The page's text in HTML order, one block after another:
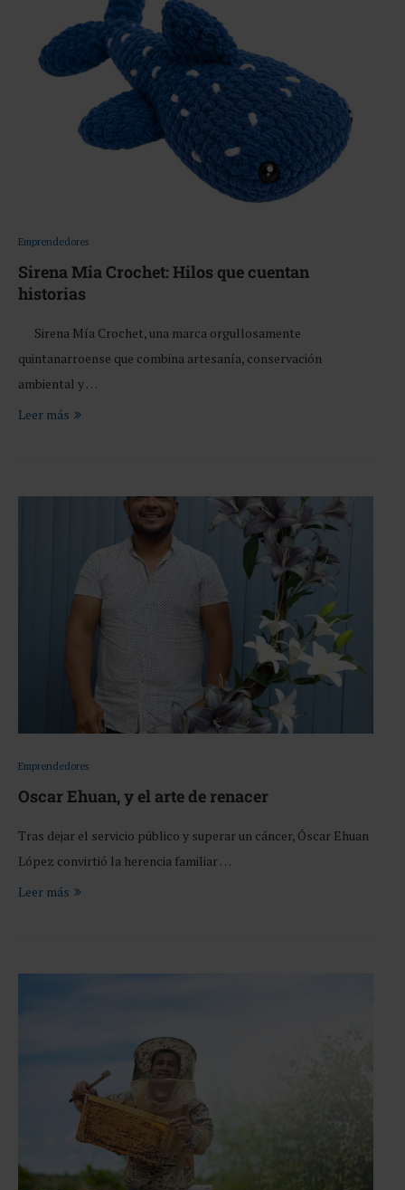
Emprendedores
Sirena Mia Crochet: Hilos que cuentan
historias
Sirena Mía Crochet, una marca orgullosamente
quintanarroense que combina artesanía, conservación
ambiental y …
Leer más
Emprendedores
Oscar Ehuan, y el arte de renacer
Tras dejar el servicio público y superar un cáncer, Óscar Ehuan
López convirtió la herencia familiar …
Leer más